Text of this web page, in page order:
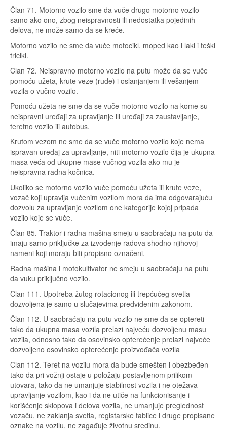
Član 71. Motorno vozilo sme da vuče drugo motorno vozilo
samo ako ono, zbog neispravnosti ili nedostatka pojedinih
delova, ne može samo da se kreće.
Motorno vozilo ne sme da vuče motocikl, moped kao i laki i teški
tricikl.
Član 72. Neispravno motorno vozilo na putu može da se vuče
pomoću užeta, krute veze (rude) i oslanjanjem ili vešanjem
vozila o vučno vozilo.
Pomoću užeta ne sme da se vuče motorno vozilo na kome su
neispravni uređaji za upravljanje ili uređaji za zaustavljanje,
teretno vozilo ili autobus.
Krutom vezom ne sme da se vuče motorno vozilo koje nema
ispravan uređaj za upravljanje, niti motorno vozilo čija je ukupna
masa veća od ukupne mase vučnog vozila ako mu je
neispravna radna kočnica.
Ukoliko se motorno vozilo vuče pomoću užeta ili krute veze,
vozač koji upravlja vučenim vozilom mora da ima odgovarajuću
dozvolu za upravljanje vozilom one kategorije kojoj pripada
vozilo koje se vuče.
Član 85. Traktor i radna mašina smeju u saobraćaju na putu da
imaju samo priključke za izvođenje radova shodno njihovoj
nameni koji moraju biti propisno označeni.
Radna mašina i motokultivator ne smeju u saobraćaju na putu
da vuku priključno vozilo.
Član 111. Upotreba žutog rotacionog ili trepćućeg svetla
dozvoljena je samo u slučajevima predviđenim zakonom.
Član 112. U saobraćaju na putu vozilo ne sme da se optereti
tako da ukupna masa vozila prelazi najveću dozvoljenu masu
vozila, odnosno tako da osovinsko opterećenje prelazi najveće
dozvoljeno osovinsko opterećenje proizvođača vozila
Član 112. Teret na vozilu mora da bude smešten i obezbeđen
tako da pri vožnji ostaje u položaju postavljenom prilikom
utovara, tako da ne umanjuje stabilnost vozila i ne otežava
upravljanje vozilom, kao i da ne utiče na funkcionisanje i
korišćenje sklopova i delova vozila, ne umanjuje preglednost
vozaču, ne zaklanja svetla, registarske tablice i druge propisane
oznake na vozilu, ne zagađuje životnu sredinu.